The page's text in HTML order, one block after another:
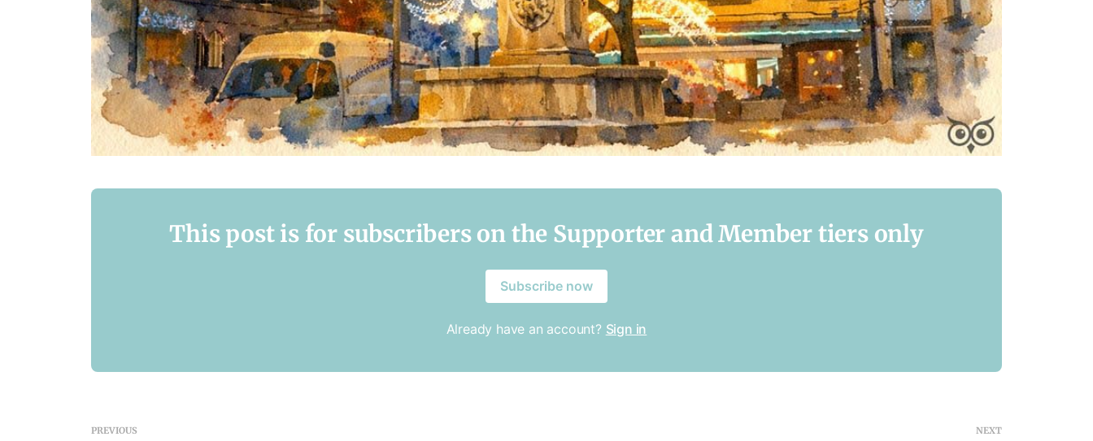
This post is for subscribers on the Supporter and Member tiers only
Subscribe now
Already have an account? Sign in
PREVIOUS NEXT